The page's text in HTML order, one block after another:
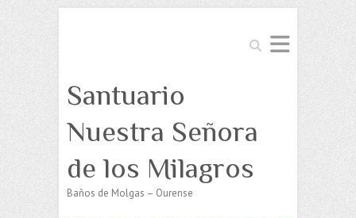
Buscar
Santuario
Nuestra Señora
de los Milagros
Baños de Molgas – Ourense